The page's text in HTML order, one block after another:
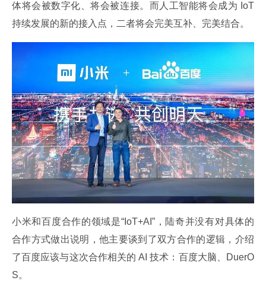
体将会被数字化、将会被连接。而人工智能将会成为 IoT
持续发展的新的接入点，二者将会完美互补、完美结合。
小米和百度合作的领域是“IoT+AI”，陆奇并没有对具体的
合作方式做出说明，他主要谈到了双方合作的逻辑，介绍
了百度应该与这次合作相关的 AI 技术：百度大脑、DuerO
S。